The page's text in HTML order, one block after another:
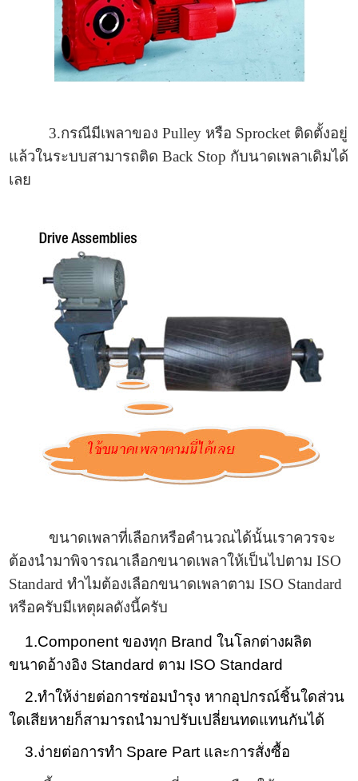
3.กรณีมีเพลาของ Pulley หรือ Sprocket ติดตั้งอยู่
แล้วในระบบสามารถติด Back Stop กับ­นาดเพลาเดิมได้
เลย
ขนาดเพลาที่เลือกหรือคำนวณได้นั้นเราควรจะ
ต้องนำมาพิจารณาเลือกขนาดเพลาให้เป็นไปตาม ISO
Standard ทำไมต้องเลือกขนาดเพลาตาม ISO Standard
หรือครับมีเหตุผลดังนี้ครับ
1.Component ของทุก Brand ในโลกต่างผลิต
ขนาดอ้างอิง Standard ตาม ISO Standard
2.ทำให้ง่ายต่อการซ่อมบำรุง หากอุปกรณ์ชิ้นใดส่วน
ใดเสียหายก็สามารถนำมาปรับเปลี่ยนทดแทนกันได้
3.ง่ายต่อการทำ Spare Part และการสั่งซื้อ